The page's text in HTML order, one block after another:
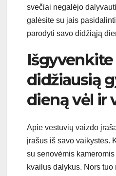
svečiai negalėjo
galėsite su jais
parodyti savo didžiąją
Išgyvenkite
didžiausią
dieną vėl ir
Apie vestuvių vaizdo
įrašus iš savo vaikystės.
su senovėmis
kvailus dalykus. Nors